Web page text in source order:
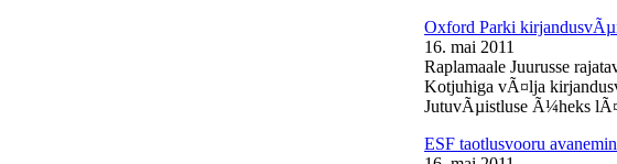
Oxford Parki
16. mai 2011
Raplamaale Juurusse
Kotjuhiga vÃ¤lja
JutuvÃµistluse Ã¼heks
ESF taotlusvooru